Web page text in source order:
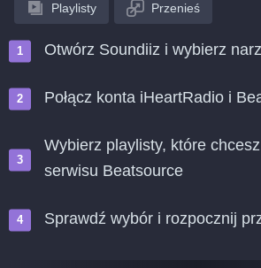
Playlisty Przenieś
Otwórz Soundiiz i wybierz
Połącz konta iHeartRadio i
Wybierz playlisty, które
serwisu Beatsource
Sprawdź wybór i rozpocznij